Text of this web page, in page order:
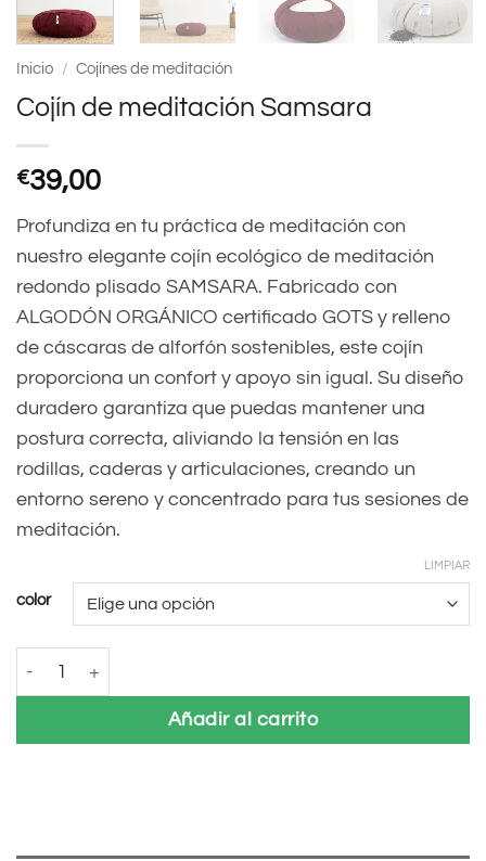
Inicio / Cojínes de meditación
Cojín de meditación Samsara
€39,00
Profundiza en tu práctica de meditación con
nuestro elegante cojín ecológico de meditación
redondo plisado SAMSARA. Fabricado con
ALGODÓN ORGÁNICO certificado GOTS y relleno
de cáscaras de alforfón sostenibles, este cojín
proporciona un confort y apoyo sin igual. Su diseño
duradero garantiza que puedas mantener una
postura correcta, aliviando la tensión en las
rodillas, caderas y articulaciones, creando un
entorno sereno y concentrado para tus sesiones de
meditación.
color
LIMPIAR
Añadir al carrito